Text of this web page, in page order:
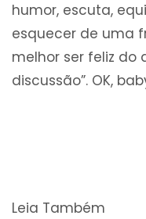
humor, escuta,
esquecer de uma
melhor ser feliz do
discussão”. OK,
Leia Também